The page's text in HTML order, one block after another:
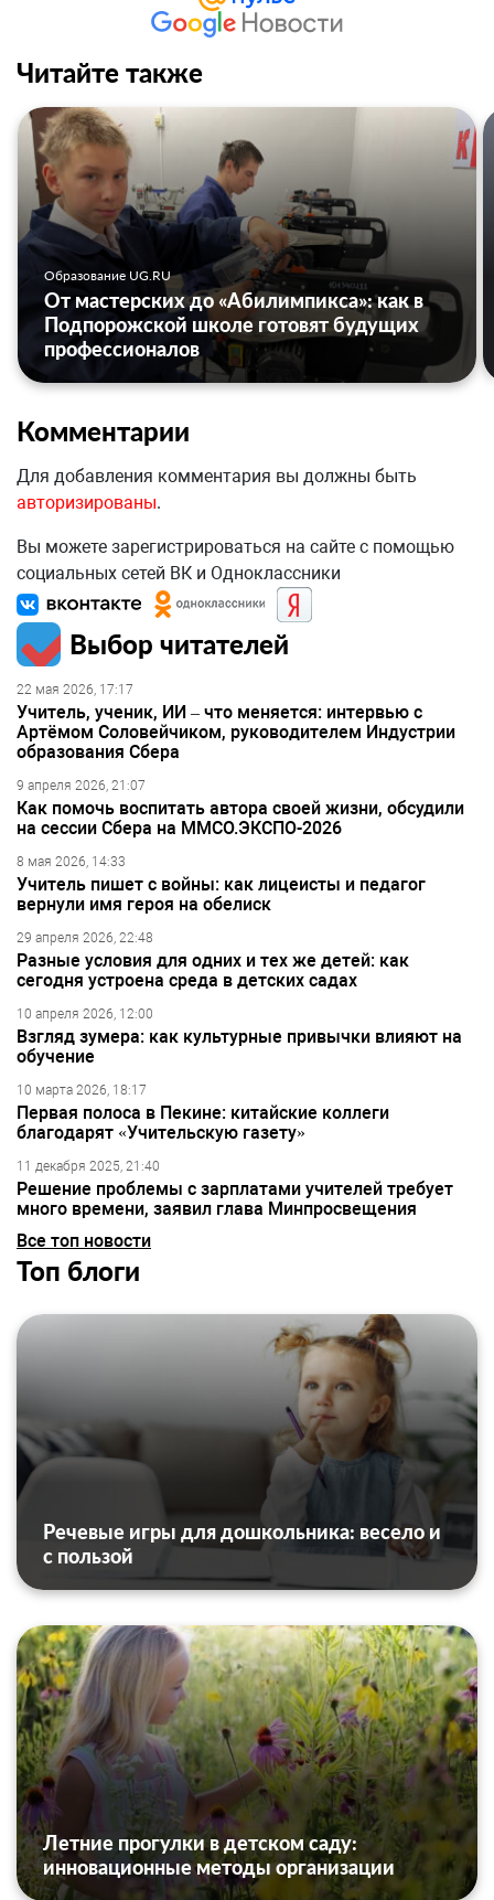
Читайте также
Образование UG.RU
От мастерских до «Абилимпикса»: как в
Подпорожской школе готовят будущих
профессионалов
Комментарии
Для добавления комментария вы должны быть
авторизированы.
Вы можете зарегистрироваться на сайте с помощью
социальных сетей ВК и Одноклассники
Выбор читателей
22 мая 2026, 17:17
Учитель, ученик, ИИ – что меняется: интервью с
Артёмом Соловейчиком, руководителем Индустрии
образования Сбера
9 апреля 2026, 21:07
Как помочь воспитать автора своей жизни, обсудили
на сессии Сбера на ММСО.ЭКСПО-2026
8 мая 2026, 14:33
Учитель пишет с войны: как лицеисты и педагог
вернули имя героя на обелиск
29 апреля 2026, 22:48
Разные условия для одних и тех же детей: как
сегодня устроена среда в детских садах
10 апреля 2026, 12:00
Взгляд зумера: как культурные привычки влияют на
обучение
10 марта 2026, 18:17
Первая полоса в Пекине: китайские коллеги
благодарят «Учительскую газету»
11 декабря 2025, 21:40
Решение проблемы с зарплатами учителей требует
много времени, заявил глава Минпросвещения
Все топ новости
Топ блоги
Речевые игры для дошкольника: весело и
с пользой
Летние прогулки в детском саду:
инновационные методы организации